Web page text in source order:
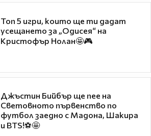
Топ 5 игри, които ще ти дадат
усещането за „Одисея“ на
Кристофър Нолан🤩🎮
Джъстин Бийбър ще пее на
Световното първенство по
футбол заедно с Мадона, Шакира
и BTS!⚽🤩